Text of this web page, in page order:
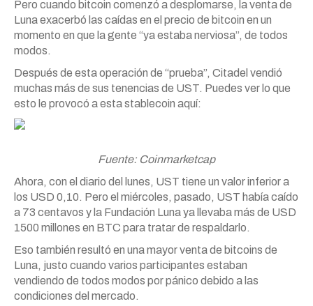
Pero cuando bitcoin comenzó a desplomarse, la venta de
Luna exacerbó las caídas en el precio de bitcoin en un
momento en que la gente “ya estaba nerviosa”, de todos
modos.
Después de esta operación de “prueba”, Citadel vendió
muchas más de sus tenencias de UST. Puedes ver lo que
esto le provocó a esta stablecoin aquí:
Fuente: Coinmarketcap
Ahora, con el diario del lunes, UST tiene un valor inferior a
los USD 0,10. Pero el miércoles, pasado, UST había caído
a 73 centavos y la Fundación Luna ya llevaba más de USD
1500 millones en BTC para tratar de respaldarlo.
Eso también resultó en una mayor venta de bitcoins de
Luna, justo cuando varios participantes estaban
vendiendo de todos modos por pánico debido a las
condiciones del mercado.